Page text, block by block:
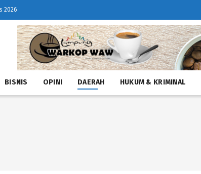
2026
BISNIS OPINI DAERAH HUKUM & KRIMINAL